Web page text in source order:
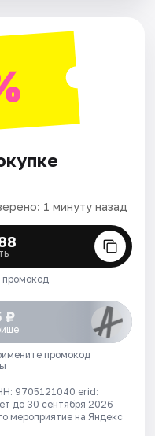
1 минуту назад
промокод
₽
промокод
9705121040 erid:
до 30 сентября 2026
мероприятие на Яндекс